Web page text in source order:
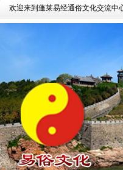
欢迎来到蓬莱易经通俗文化交流中